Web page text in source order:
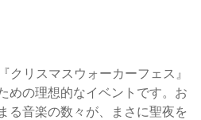
クリスマスウォーカーフェス』
めの理想的なイベントです。お
る音楽の数々が、まさに聖夜を